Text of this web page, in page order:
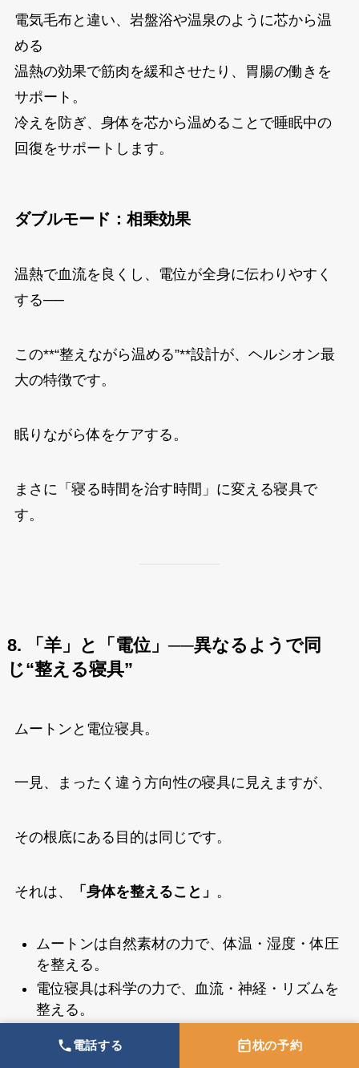
電気毛布と違い、岩盤浴や温泉のように芯から温
める
温熱の効果で筋肉を緩和させたり、胃腸の働きを
サポート。
冷えを防ぎ、身体を芯から温めることで睡眠中の
回復をサポートします。
ダブルモード：相乗効果
温熱で血流を良くし、電位が全身に伝わりやすく
する──
この**“整えながら温める”**設計が、ヘルシオン最
大の特徴です。
眠りながら体をケアする。
まさに「寝る時間を治す時間」に変える寝具で
す。
8. 「羊」と「電位」──異なるようで同
じ“整える寝具”
ムートンと電位寝具。
一見、まったく違う方向性の寝具に見えますが、
その根底にある目的は同じです。
それは、 「身体を整えること」 。
ムートンは自然素材の力で、体温・湿度・体圧
を整える。
電位寝具は科学の力で、血流・神経・リズムを
整える。
電話する 枕の予約